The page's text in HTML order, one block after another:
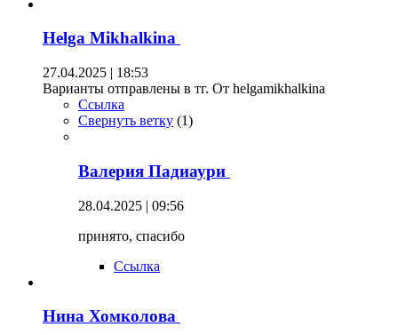
Helga Mikhalkina
27.04.2025 | 18:53
Варианты отправлены в тг. От helgamikhalkina
Ссылка
Свернуть ветку (1)
Валерия Падиаури
28.04.2025 | 09:56
принято, спасибо
Ссылка
Нина Хомколова